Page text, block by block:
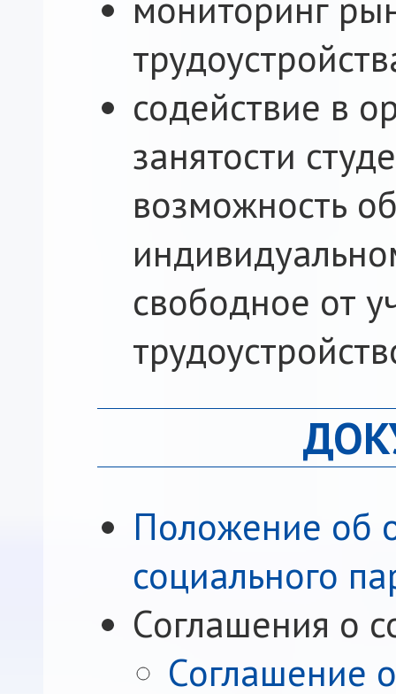
содействие в
занятости
возможность
свободное от
Положение об
социального
Соглашения о
Соглашение